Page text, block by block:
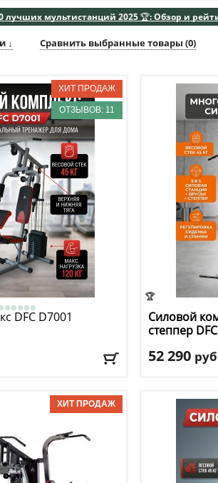
лучших мультистанций 2025 🏆: Обзор и
↓ Сравнить выбранные товары (0)
ОТЗЫВОВ: 11
DFC D7001
см х 201 см
2-3 дня
🏆
Силовой
степпер
52 290
Вес
Брусья для